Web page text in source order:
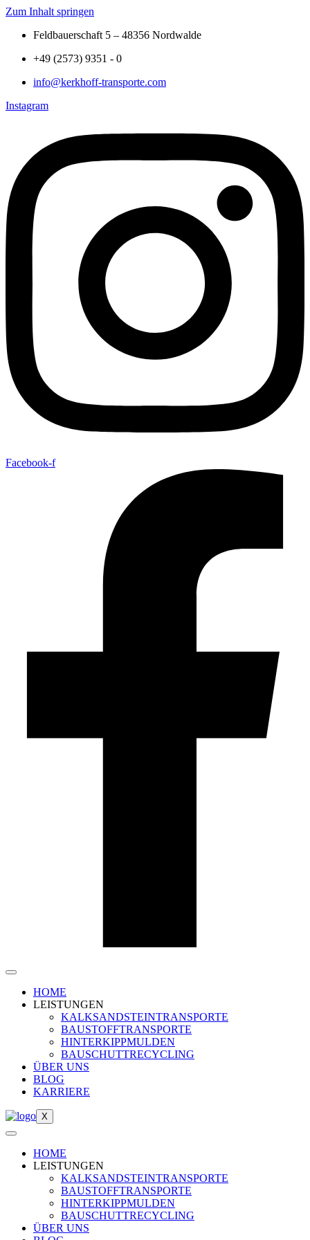
Zum Inhalt springen
Feldbauerschaft 5 – 48356 Nordwalde
+49 (2573) 9351 - 0
info@kerkhoff-transporte.com
Instagram
Facebook-f
HOME
LEISTUNGEN
KALKSANDSTEINTRANSPORTE
BAUSTOFFTRANSPORTE
HINTERKIPPMULDEN
BAUSCHUTTRECYCLING
ÜBER UNS
BLOG
KARRIERE
X
HOME
LEISTUNGEN
KALKSANDSTEINTRANSPORTE
BAUSTOFFTRANSPORTE
HINTERKIPPMULDEN
BAUSCHUTTRECYCLING
ÜBER UNS